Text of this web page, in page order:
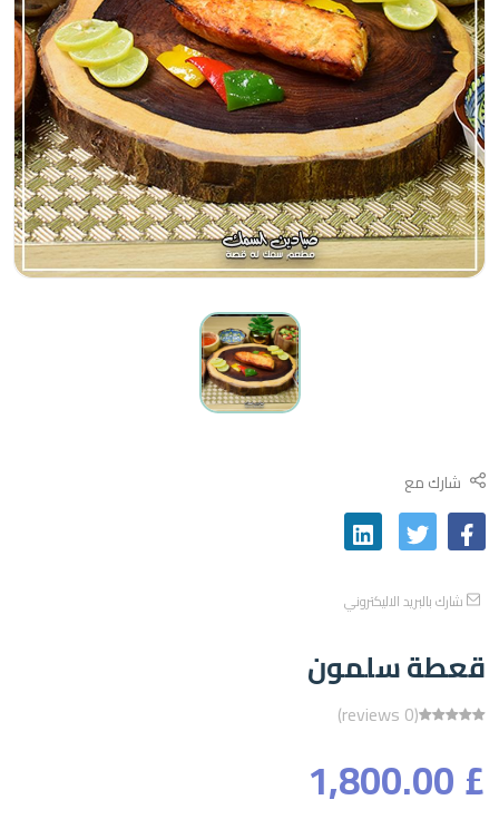
شارك مع
شارك بالبريد الاليكتروني
قعطة سلمون
(0 reviews)
£ 1,800.00